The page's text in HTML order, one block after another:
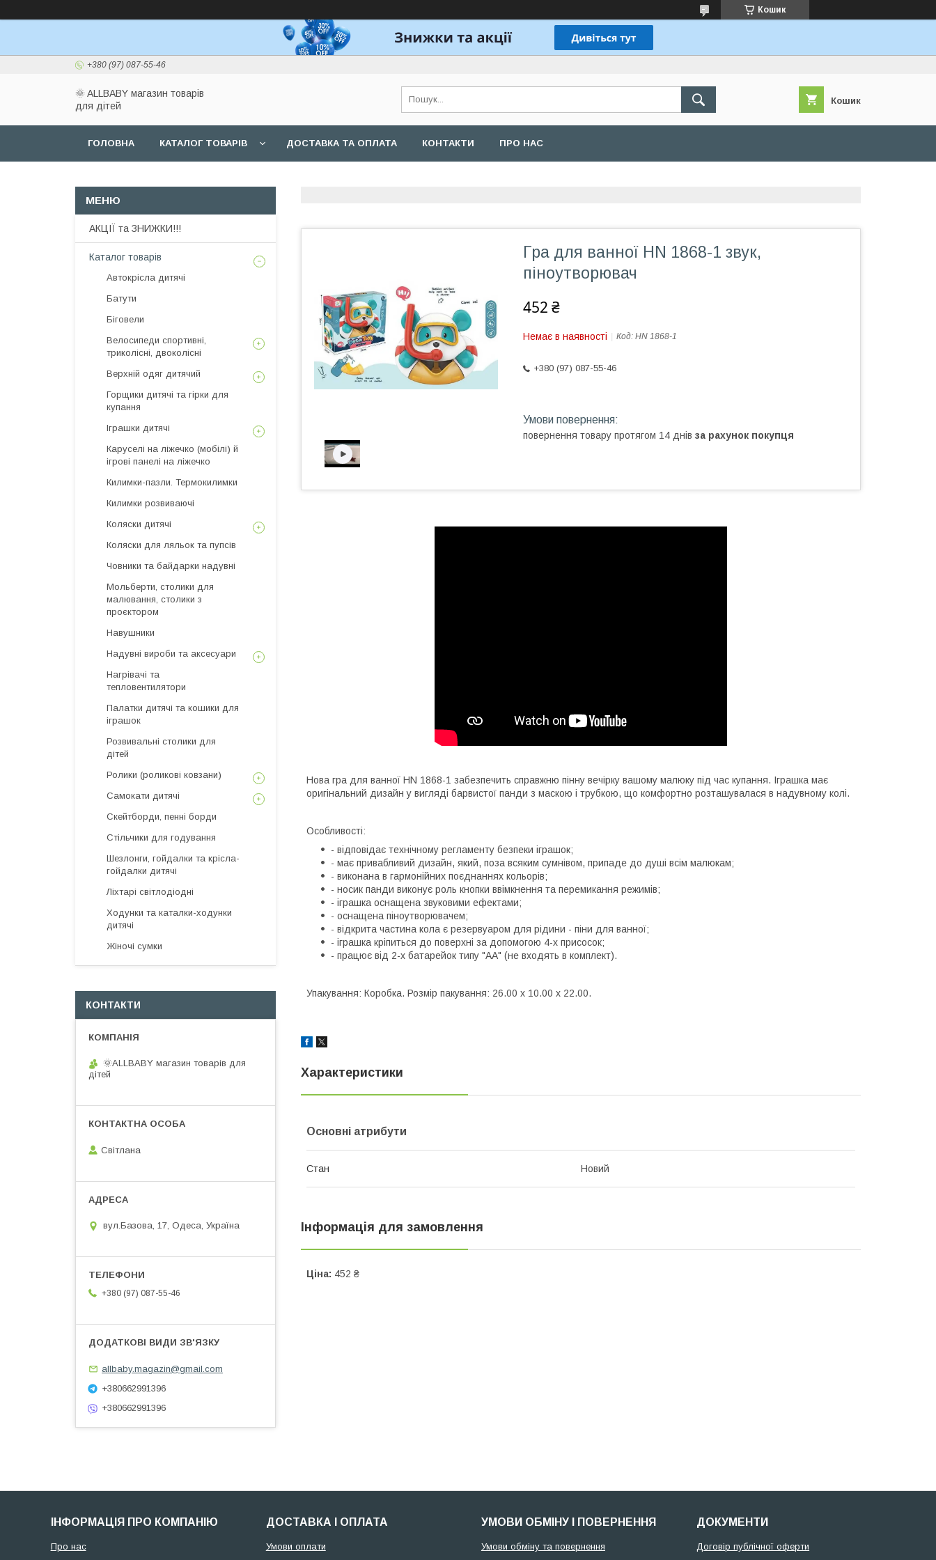
Кошик
+380 (97) 087-55-46
🌞 ALLBABY магазин товарів
для дітей
Кошик
ГОЛОВНА КАТАЛОГ ТОВАРІВ ДОСТАВКА ТА ОПЛАТА КОНТАКТИ ПРО НАС
Гра для ванної HN 1868-1 звук,
піноутворювач
452 ₴
Немає в наявності Код: HN 1868-1
+380 (97) 087-55-46
повернення товару протягом 14 днів за рахунок покупця
Нова гра для ванної HN 1868-1 забезпечить справжню пінну вечірку вашому малюку під час купання. Іграшка має
оригінальний дизайн у вигляді барвистої панди з маскою і трубкою, що комфортно розташувалася в надувному колі.
Особливості:
- відповідає технічному регламенту безпеки іграшок;
- має привабливий дизайн, який, поза всяким сумнівом, припаде до душі всім малюкам;
- виконана в гармонійних поєднаннях кольорів;
- носик панди виконує роль кнопки ввімкнення та перемикання режимів;
- іграшка оснащена звуковими ефектами;
- оснащена піноутворювачем;
- відкрита частина кола є резервуаром для рідини - піни для ванної;
- іграшка кріпиться до поверхні за допомогою 4-х присосок;
- працює від 2-х батарейок типу "АА" (не входять в комплект).
Упакування: Коробка. Розмір пакування: 26.00 x 10.00 x 22.00.
Характеристики
Основні атрибути
Стан Новий
Інформація для замовлення
Ціна: 452 ₴
АКЦІЇ та ЗНИЖКИ!!!
Каталог товарів
Автокрісла дитячі
Батути
Біговели
Велосипеди спортивні,
триколісні, двоколісні
Верхній одяг дитячий
Горщики дитячі та гірки для
купання
Іграшки дитячі
Каруселі на ліжечко (мобілі) й
ігрові панелі на ліжечко
Килимки-пазли. Термокилимки
Килимки розвиваючі
Коляски дитячі
Коляски для ляльок та пупсів
Човники та байдарки надувні
Мольберти, столики для
малювання, столики з
проєктором
Навушники
Надувні вироби та аксесуари
Нагрівачі та
тепловентилятори
Палатки дитячі та кошики для
іграшок
Розвивальні столики для
дітей
Ролики (роликові ковзани)
Самокати дитячі
Скейтборди, пенні борди
Стільчики для годування
Шезлонги, гойдалки та крісла-
гойдалки дитячі
Ліхтарі світлодіодні
Ходунки та каталки-ходунки
дитячі
Жіночі сумки
КОНТАКТИ
🌞ALLBABY магазин товарів для
дітей
Світлана
вул.Базова, 17, Одеса, Україна
+380 (97) 087-55-46
allbaby.magazin@gmail.com
+380662991396
+380662991396
ІНФОРМАЦІЯ ПРО КОМПАНІЮ
Про нас
ДОСТАВКА І ОПЛАТА
Умови оплати
УМОВИ ОБМІНУ І ПОВЕРНЕННЯ
Умови обміну та повернення
ДОКУМЕНТИ
Договір публічної оферти